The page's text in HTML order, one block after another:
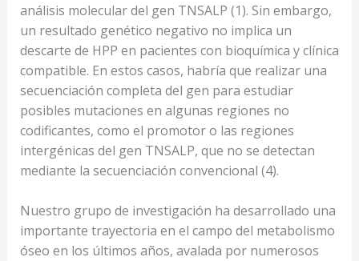
análisis molecular del gen TNSALP (1). Sin embargo,
un resultado genético negativo no implica un
descarte de HPP en pacientes con bioquímica y clínica
compatible. En estos casos, habría que realizar una
secuenciación completa del gen para estudiar
posibles mutaciones en algunas regiones no
codificantes, como el promotor o las regiones
intergénicas del gen TNSALP, que no se detectan
mediante la secuenciación convencional (4).
Nuestro grupo de investigación ha desarrollado una
importante trayectoria en el campo del metabolismo
óseo en los últimos años, avalada por numerosos